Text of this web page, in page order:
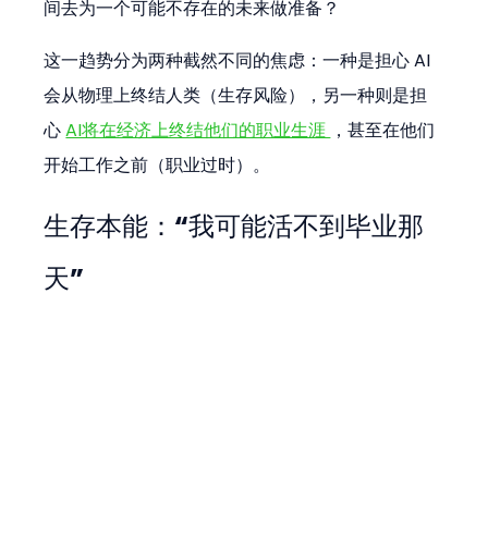
间去为一个可能不存在的未来做准备？
这一趋势分为两种截然不同的焦虑：一种是担心 AI
会从物理上终结人类（生存风险），另一种则是担
心 AI将在经济上终结他们的职业生涯 ，甚至在他们
开始工作之前（职业过时）。
生存本能：“我可能活不到毕业那
天”